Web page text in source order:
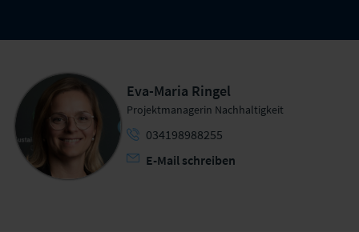
Eva-Maria Ringel
Projektmanagerin Nachhaltigkeit
034198988255
E-Mail schreiben